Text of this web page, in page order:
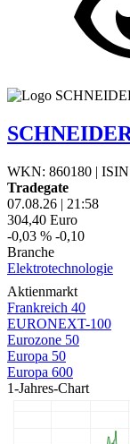
WKN: 860180 |
Tradegate
07.08.26 | 21:58
304,40 Euro
-0,03 % -0,10
Branche
Elektrotechnologie
Aktienmarkt
Frankreich 40
EURONEXT-100
Eurozone 50
Europa 50
Europa 600
1-Jahres-Chart